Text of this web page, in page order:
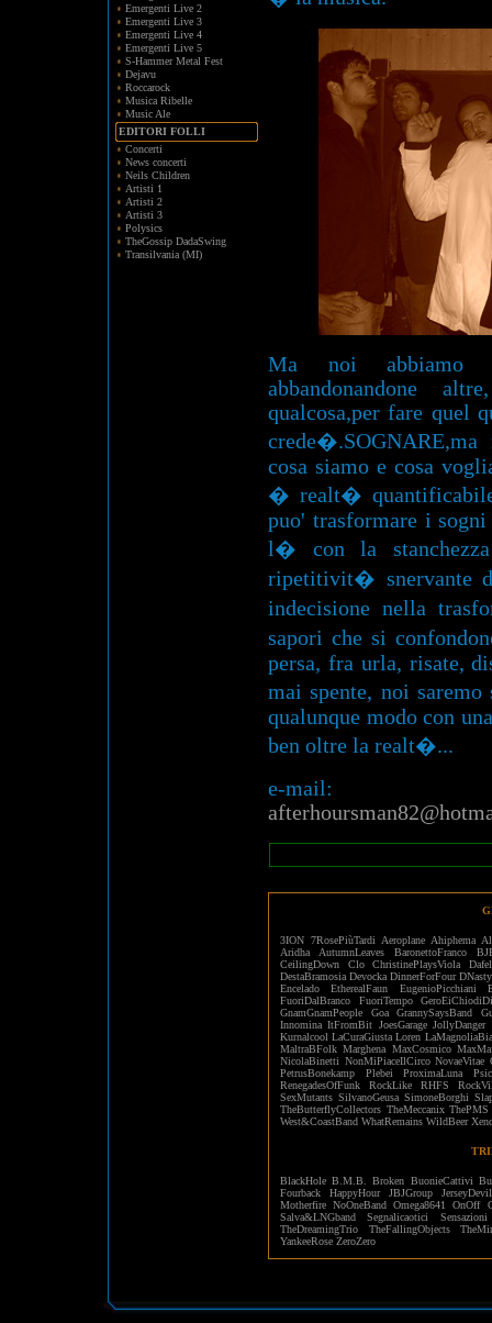
Emergenti Live 2
Emergenti Live 3
Emergenti Live 4
Emergenti Live 5
S-Hammer Metal Fest
Dejavu
Roccarock
Musica Ribelle
Music Ale
EDITORI FOLLI
Concerti
News concerti
Neils Children
Artisti 1
Artisti 2
Artisti 3
Polysics
TheGossip DadaSwing
Transilvania (MI)
Ma noi abbiamo
abbandonandone
qualcosa,per fare quel
cosa siamo e cosa
� realt�
puo' trasformare i
l� con la
ripetitivit� snervante
indecisione nella
sapori che si
persa, fra urla, risate,
mai spente, noi
qualunque modo con
ben oltre la realt�...
e-mail:
3ION 7RosePiùTardi Aeroplane Ahiphema
Aridha
AutumnLeaves BaronettoFranco
CeilingDown
Clo ChristinePlaysViola
DestaBramosia Devocka DinnerForFour DNasty
Encelado
EtherealFaun EugenioPicchiani
FuoriDalBranco
FuoriTempo
GnamGnamPeople
Goa GrannySaysBand
Innomina ItFromBit JoesGarage JollyDanger
Kurnalcool LaCuraGiusta Loren
MaltraBFolk Marghena MaxCosmico
NicolaBinetti NonMiPiaceIlCirco NovaeVitae
PetrusBonekamp
Plebei ProximaLuna
RenegadesOfFunk
RockLike RHFS
SexMutants SilvanoGeusa SimoneBorghi
TheButterflyCollectors TheMeccanix ThePMS
West&CoastBand WhatRemains WildBeer
BlackHole B.M.B. Broken BuonieCattivi
Fourback
HappyHour JBJGroup
Motherfire NoOneBand Omega8641 OnOff
Salva&LNGbandSegnalicaotici
Sensazioni
TheDreamingTrio
TheFallingObjects
YankeeRose ZeroZero